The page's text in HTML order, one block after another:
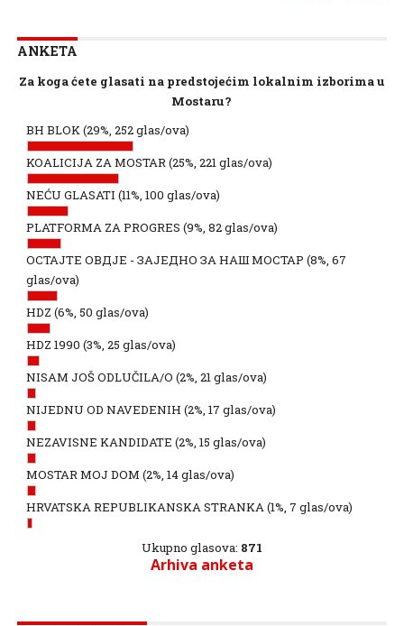
ANKETA
Za koga ćete glasati na predstojećim lokalnim izborima u
Mostaru?
BH BLOK(29%, 252 glas/ova)
KOALICIJA ZA MOSTAR(25%, 221 glas/ova)
NEĆU GLASATI (11%, 100 glas/ova)
PLATFORMA ZA PROGRES (9%, 82 glas/ova)
ОСТАЈТЕ ОВДЈЕ - ЗАЈЕДНО ЗА НАШ МОСТАР (8%, 67
glas/ova)
HDZ (6%, 50 glas/ova)
HDZ 1990 (3%, 25 glas/ova)
NISAM JOŠ ODLUČILA/O (2%, 21 glas/ova)
NIJEDNU OD NAVEDENIH (2%, 17 glas/ova)
NEZAVISNE KANDIDATE (2%, 15 glas/ova)
MOSTAR MOJ DOM (2%, 14 glas/ova)
HRVATSKA REPUBLIKANSKA STRANKA(1%, 7 glas/ova)
Ukupno glasova: 871
Arhiva anketa